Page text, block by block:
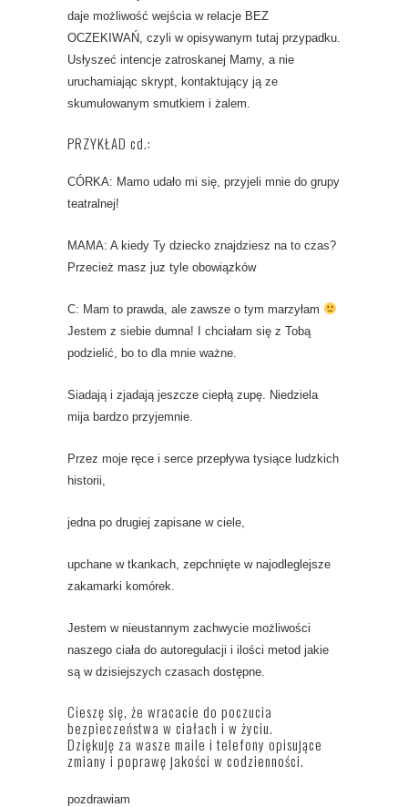
daje możliwość wejścia w relacje BEZ
OCZEKIWAŃ, czyli w opisywanym tutaj przypadku.
Usłyszeć intencje zatroskanej Mamy, a nie
uruchamiając skrypt, kontaktujący ją ze
skumulowanym smutkiem i żalem.
PRZYKŁAD cd.:
CÓRKA: Mamo udało mi się, przyjeli mnie do grupy
teatralnej!
MAMA: A kiedy Ty dziecko znajdziesz na to czas?
Przecież masz juz tyle obowiązków
C: Mam to prawda, ale zawsze o tym marzyłam
Jestem z siebie dumna! I chciałam się z Tobą
podzielić, bo to dla mnie ważne.
Siadają i zjadają jeszcze ciepłą zupę. Niedziela
mija bardzo przyjemnie.
Przez moje ręce i serce przepływa tysiące ludzkich
historii,
jedna po drugiej zapisane w ciele,
upchane w tkankach, zepchnięte w najodleglejsze
zakamarki komórek.
Jestem w nieustannym zachwycie możliwości
naszego ciała do autoregulacji i ilości metod jakie
są w dzisiejszych czasach dostępne.
Cieszę się, że wracacie do poczucia
bezpieczeństwa w ciałach i w życiu.
Dziękuję za wasze maile i telefony opisujące
zmiany i poprawę jakości w codzienności.
pozdrawiam